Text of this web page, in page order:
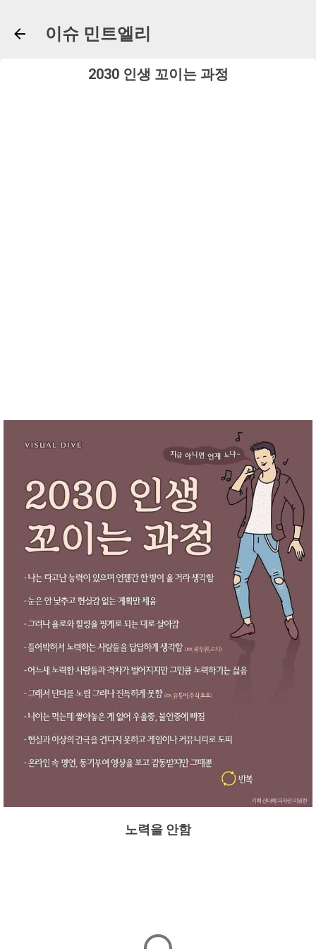
이슈 민트엘리
2030 인생 꼬이는 과정
노력을 안함